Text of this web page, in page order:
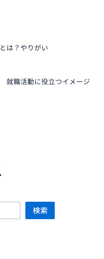
は？やりがい
つイメージ
検索